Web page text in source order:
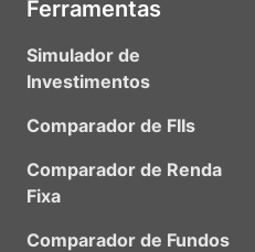
Ferramentas
Simulador de
Investimentos
Comparador de FIIs
Comparador de Renda
Fixa
Comparador de Fundos